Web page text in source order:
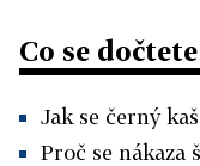
Co se
Jak se černý
Proč se